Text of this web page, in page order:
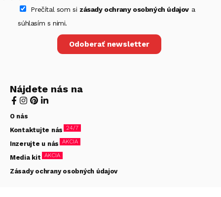
Prečítal som si zásady ochrany osobných údajova
súhlasím s nimi.
Odoberať newsletter
Nájdete nás na
O nás
Kontaktujte nás 24/7
Inzerujte u nás AKCIA
Media kit AKCIA
Zásady ochrany osobných údajov